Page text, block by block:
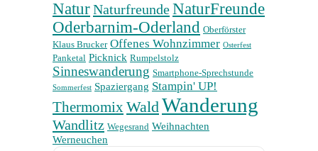
NaturNaturfreundeNaturFreunde
Oderbarnim-Oderland Oberförster
Klaus Brucker Offenes Wohnzimmer Osterfest
Panketal Picknick Rumpelstolz
Sinneswanderung Smartphone-Sprechstunde
Sommerfest Spaziergang Stampin' UP!
ThermomixWaldWanderung
Wandlitz Wegesrand Weihnachten
Werneuchen